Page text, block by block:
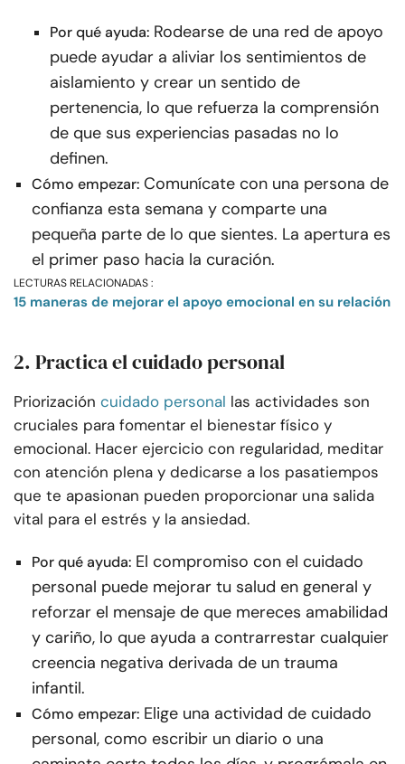
Por qué ayuda: Rodearse de una red de apoyo
puede ayudar a aliviar los sentimientos de
aislamiento y crear un sentido de
pertenencia, lo que refuerza la comprensión
de que sus experiencias pasadas no lo
definen.
Cómo empezar: Comunícate con una persona de
confianza esta semana y comparte una
pequeña parte de lo que sientes. La apertura es
el primer paso hacia la curación.
LECTURAS RELACIONADAS :
15 maneras de mejorar el apoyo emocional en su relación
2. Practica el cuidado personal
Priorización cuidado personal las actividades son
cruciales para fomentar el bienestar físico y
emocional. Hacer ejercicio con regularidad, meditar
con atención plena y dedicarse a los pasatiempos
que te apasionan pueden proporcionar una salida
vital para el estrés y la ansiedad.
Por qué ayuda: El compromiso con el cuidado
personal puede mejorar tu salud en general y
reforzar el mensaje de que mereces amabilidad
y cariño, lo que ayuda a contrarrestar cualquier
creencia negativa derivada de un trauma
infantil.
Cómo empezar: Elige una actividad de cuidado
personal, como escribir un diario o una